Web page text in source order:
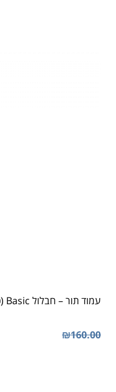
עמוד תור – חבלול Basic (כולל מע"מ)
₪160.00